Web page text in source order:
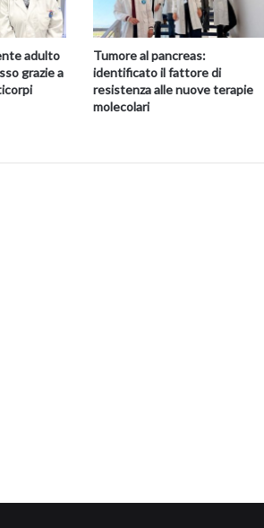
adulto
grazie a
Tumore al pancreas:
identificato il fattore di
resistenza alle nuove terapie
molecolari